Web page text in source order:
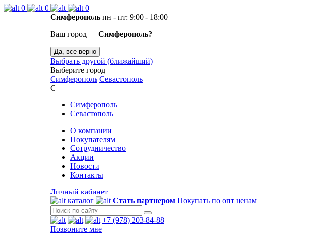
0 0
0
Симферополь пн - пт: 9:00 - 18:00
Ваш город — Симферополь?
Да, все верно
Выбрать другой (ближайший)
Выберите город
Симферополь Севастополь
С
Симферополь
Севастополь
О компании
Покупателям
Сотрудничество
Акции
Новости
Контакты
Личный кабинет
каталог
Стать партнером Покупать по опт ценам
+7 (978) 203-84-88
Позвоните мне